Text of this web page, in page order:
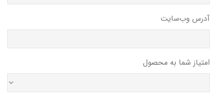
آدرس وب‌سایت
امتیاز شما به محصول